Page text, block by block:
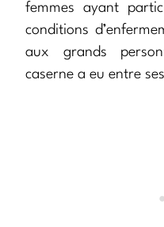
femmes ayant
conditions
aux grands
caserne a eu entre